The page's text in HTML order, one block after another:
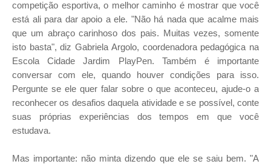
competição esportiva, o melhor caminho é mostrar que você
está ali para dar apoio a ele. "Não há nada que acalme mais
que um abraço carinhoso dos pais. Muitas vezes, somente
isto basta", diz Gabriela Argolo, coordenadora pedagógica na
Escola Cidade Jardim PlayPen. Também é importante
conversar com ele, quando houver condições para isso.
Pergunte se ele quer falar sobre o que aconteceu, ajude-o a
reconhecer os desafios daquela atividade e se possível, conte
suas próprias experiências dos tempos em que você
estudava.
Mas importante: não minta dizendo que ele se saiu bem. "A